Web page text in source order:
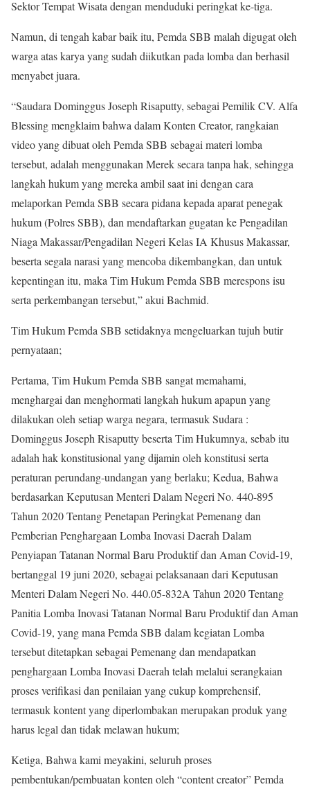
Sektor Tempat Wisata dengan menduduki peringkat ke-tiga.
Namun, di tengah kabar baik itu, Pemda SBB malah digugat oleh
warga atas karya yang sudah diikutkan pada lomba dan berhasil
menyabet juara.
“Saudara Dominggus Joseph Risaputty, sebagai Pemilik CV. Alfa
Blessing mengklaim bahwa dalam Konten Creator, rangkaian
video yang dibuat oleh Pemda SBB sebagai materi lomba
tersebut, adalah menggunakan Merek secara tanpa hak, sehingga
langkah hukum yang mereka ambil saat ini dengan cara
melaporkan Pemda SBB secara pidana kepada aparat penegak
hukum (Polres SBB), dan mendaftarkan gugatan ke Pengadilan
Niaga Makassar/Pengadilan Negeri Kelas IA Khusus Makassar,
beserta segala narasi yang mencoba dikembangkan, dan untuk
kepentingan itu, maka Tim Hukum Pemda SBB merespons isu
serta perkembangan tersebut,” akui Bachmid.
Tim Hukum Pemda SBB setidaknya mengeluarkan tujuh butir
pernyataan;
Pertama, Tim Hukum Pemda SBB sangat memahami,
menghargai dan menghormati langkah hukum apapun yang
dilakukan oleh setiap warga negara, termasuk Sudara :
Dominggus Joseph Risaputty beserta Tim Hukumnya, sebab itu
adalah hak konstitusional yang dijamin oleh konstitusi serta
peraturan perundang-undangan yang berlaku; Kedua, Bahwa
berdasarkan Keputusan Menteri Dalam Negeri No. 440-895
Tahun 2020 Tentang Penetapan Peringkat Pemenang dan
Pemberian Penghargaan Lomba Inovasi Daerah Dalam
Penyiapan Tatanan Normal Baru Produktif dan Aman Covid-19,
bertanggal 19 juni 2020, sebagai pelaksanaan dari Keputusan
Menteri Dalam Negeri No. 440.05-832A Tahun 2020 Tentang
Panitia Lomba Inovasi Tatanan Normal Baru Produktif dan Aman
Covid-19, yang mana Pemda SBB dalam kegiatan Lomba
tersebut ditetapkan sebagai Pemenang dan mendapatkan
penghargaan Lomba Inovasi Daerah telah melalui serangkaian
proses verifikasi dan penilaian yang cukup komprehensif,
termasuk kontent yang diperlombakan merupakan produk yang
harus legal dan tidak melawan hukum;
Ketiga, Bahwa kami meyakini, seluruh proses
pembentukan/pembuatan konten oleh “content creator” Pemda